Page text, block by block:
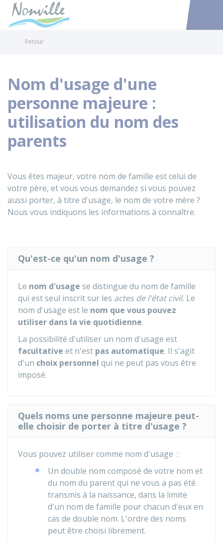
Accéder
Retour
Nom d'usage d'une
personne majeure :
utilisation du nom des
parents
Vous êtes majeur, votre nom de famille est celui de
votre père, et vous vous demandez si vous pouvez
aussi porter, à titre d'usage, le nom de votre mère ?
Nous vous indiquons les informations à connaître.
Qu'est-ce qu'un nom d'usage ?
Le nom d'usage se distingue du nom de famille
qui est seul inscrit sur les actes de l'état civil. Le
nom d'usage est le nom que vous pouvez
utiliser dans la vie quotidienne.
La possibilité d'utiliser un nom d'usage est
facultative et n'est pas automatique. Il s'agit
d'un choix personnel qui ne peut pas vous être
imposé.
Quels noms une personne majeure peut-
elle choisir de porter à titre d'usage ?
Vous pouvez utiliser comme nom d'usage :
Un double nom composé de votre nom et
du nom du parent qui ne vous a pas été
transmis à la naissance, dans la limite
d'un nom de famille pour chacun d'eux en
cas de double nom. L'ordre des noms
peut être choisi librement.